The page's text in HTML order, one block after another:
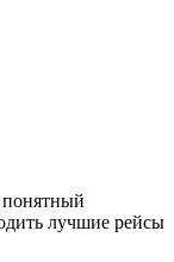
лучшие рейсы